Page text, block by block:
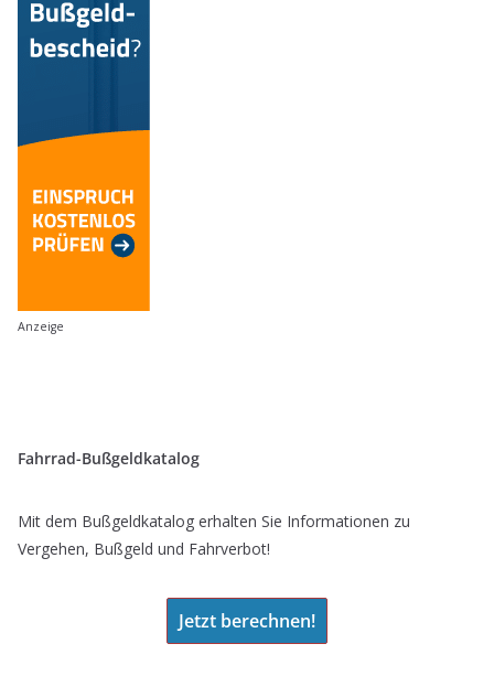
Anzeige
Fahrrad-Bußgeldkatalog
Mit dem Bußgeldkatalog erhalten Sie Informationen zu
Vergehen, Bußgeld und Fahrverbot!
Jetzt berechnen!